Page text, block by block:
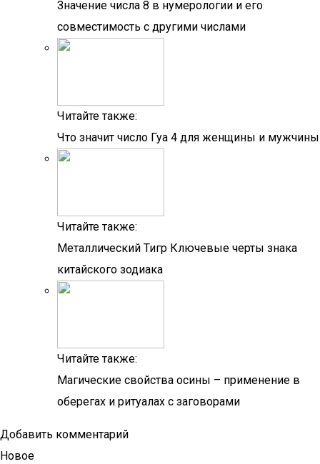
Значение числа 8 в нумерологии и его
совместимость с другими числами
Читайте также:
Что значит число Гуа 4 для женщины и мужчины
Читайте также:
Металлический Тигр Ключевые черты знака
китайского зодиака
Читайте также:
Магические свойства осины – применение в
оберегах и ритуалах с заговорами
Добавить комментарий
Новое